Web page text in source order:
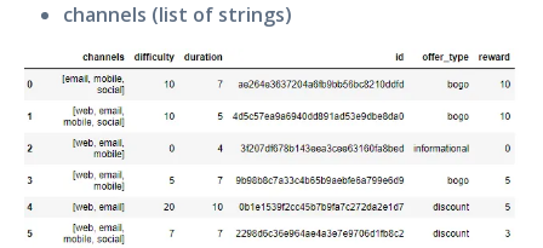
channels (list of strings)